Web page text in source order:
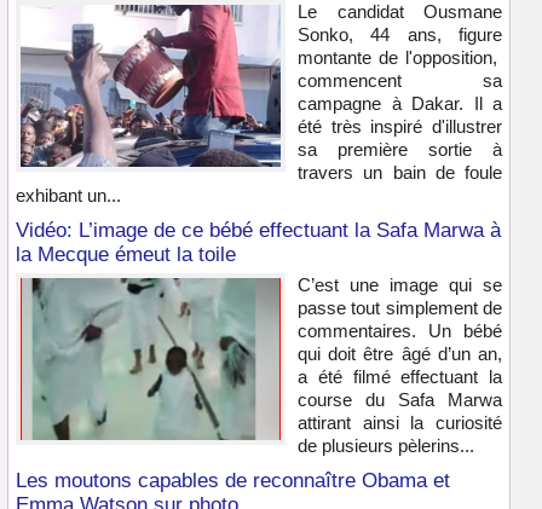
Le candidat Ousmane
Sonko, 44 ans, figure
montante de l'opposition,
commencent sa
campagne à Dakar. Il a
été très inspiré d'illustrer
sa première sortie à
travers un bain de foule
exhibant un...
Vidéo: L’image de ce bébé effectuant la Safa Marwa à
la Mecque émeut la toile
C’est une image qui se
passe tout simplement de
commentaires. Un bébé
qui doit être âgé d’un an,
a été filmé effectuant la
course du Safa Marwa
attirant ainsi la curiosité
de plusieurs pèlerins...
Les moutons capables de reconnaître Obama et